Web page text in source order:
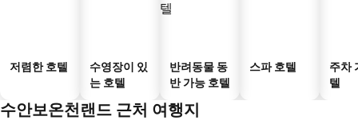
저렴한 호텔
수영장이 있
는 호텔
반려동물 동
반 가능 호텔
스파 호텔
주차
텔
수안보온천랜드 근처 여행지